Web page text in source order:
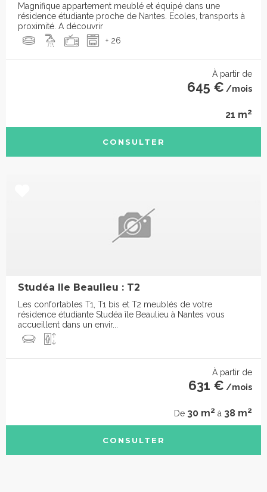
Magnifique appartement meublé et équipé dans une
résidence étudiante proche de Nantes. Ecoles, transports à
proximité. A découvrir
+ 26
À partir de
645 € /mois
21 m2
CONSULTER
Studéa Ile Beaulieu : T2
Les confortables T1, T1 bis et T2 meublés de votre
résidence étudiante Studéa île Beaulieu à Nantes vous
accueillent dans un envir...
À partir de
631 € /mois
De 30 m2 à 38 m2
CONSULTER